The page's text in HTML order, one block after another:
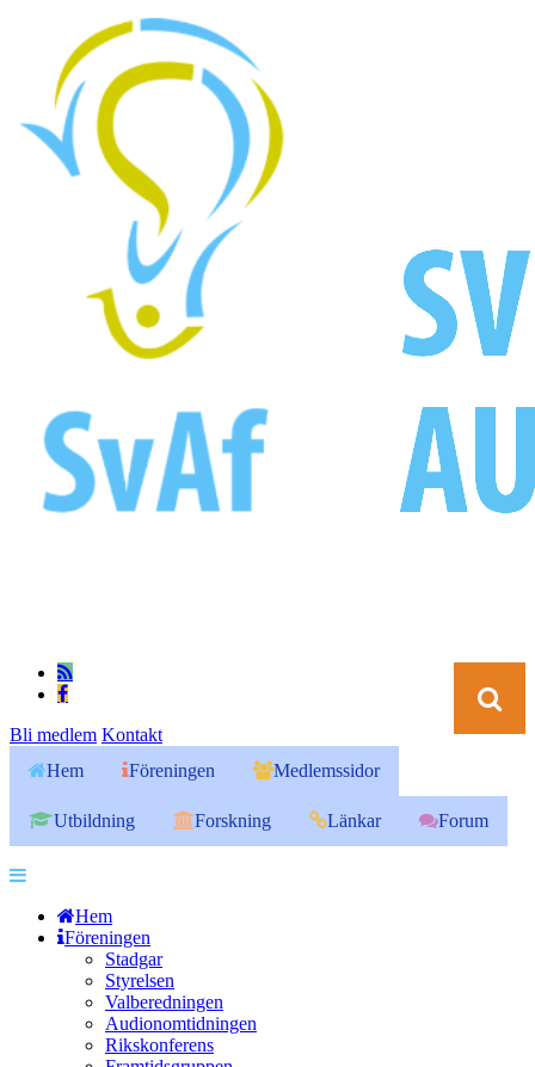
Bli medlem Kontakt
Hem
Föreningen Medlemssidor
Utbildning Forskning Länkar Forum
Hem
Föreningen
Stadgar
Styrelsen
Valberedningen
Audionomtidningen
Rikskonferens